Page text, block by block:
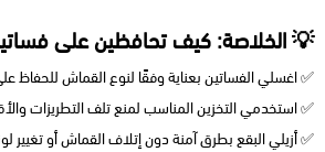
💡 الخلاصة: كيف تحافظين على
✅ اغسلي الفساتين بعناية وفقًا لنوع القماش للحفاظ
✅ استخدمي التخزين المناسب لمنع تلف التطريزات
✅ أزيلي البقع بطرق آمنة دون إتلاف القماش أو تغيير